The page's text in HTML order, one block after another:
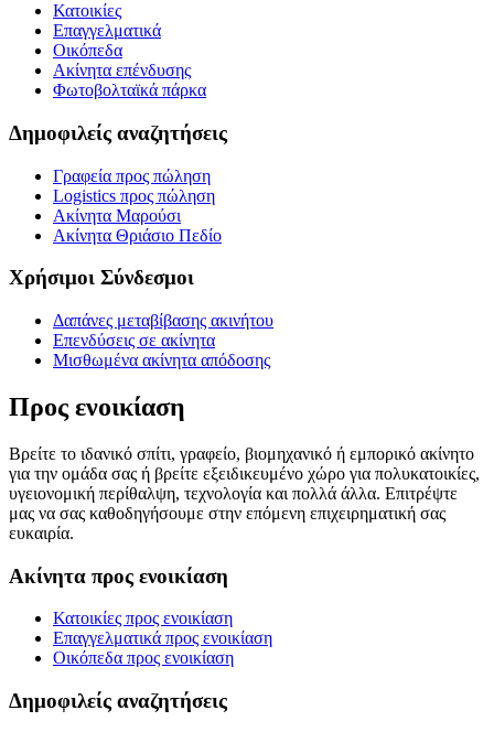
Κατοικίες
Επαγγελματικά
Οικόπεδα
Ακίνητα επένδυσης
Φωτοβολταϊκά πάρκα
Δημοφιλείς αναζητήσεις
Γραφεία προς πώληση
Logistics προς πώληση
Ακίνητα Μαρούσι
Ακίνητα Θριάσιο Πεδίο
Χρήσιμοι Σύνδεσμοι
Δαπάνες μεταβίβασης ακινήτου
Επενδύσεις σε ακίνητα
Μισθωμένα ακίνητα απόδοσης
Προς ενοικίαση
Βρείτε το ιδανικό σπίτι, γραφείο, βιομηχανικό ή εμπορικό ακίνητο
για την ομάδα σας ή βρείτε εξειδικευμένο χώρο για πολυκατοικίες,
υγειονομική περίθαλψη, τεχνολογία και πολλά άλλα. Επιτρέψτε
μας να σας καθοδηγήσουμε στην επόμενη επιχειρηματική σας
ευκαιρία.
Ακίνητα προς ενοικίαση
Κατοικίες προς ενοικίαση
Επαγγελματικά προς ενοικίαση
Οικόπεδα προς ενοικίαση
Δημοφιλείς αναζητήσεις